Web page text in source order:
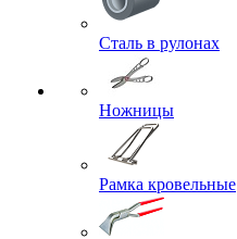
Сталь в рулонах
Ножницы
Рамка кровельные